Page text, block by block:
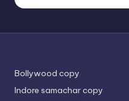
Bollywood copy
Indore samachar copy